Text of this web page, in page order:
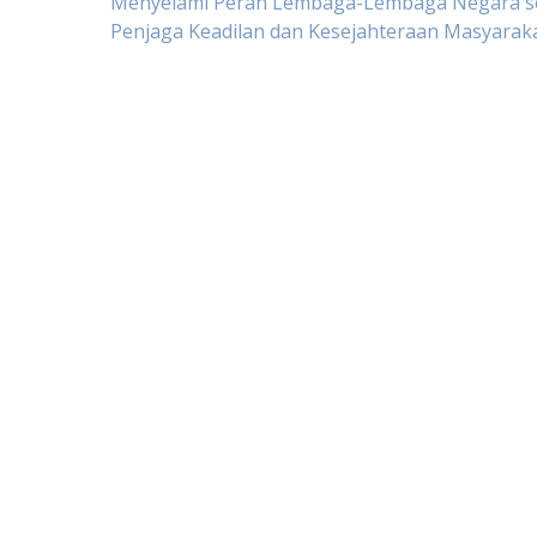
Post
Penjaga Keadilan dan Kesejahteraan